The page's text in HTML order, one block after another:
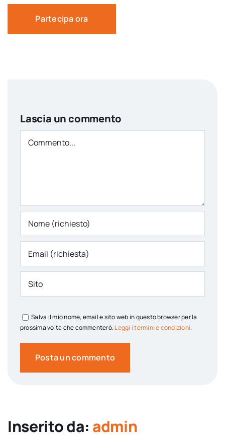
Partecipa ora
Lascia un commento
Comment
Salva il mio nome, email e sito web in questo browser per la
prossima volta che commenterò. Leggi i termini e condizioni.
Inserito da: admin